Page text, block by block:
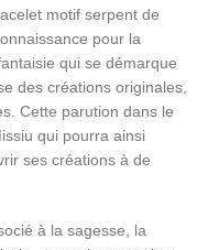
motif serpent de
pour la
qui se démarque
des créations originales,
Cette parution dans le
qui pourra ainsi
ses créations à de
à la sagesse, la